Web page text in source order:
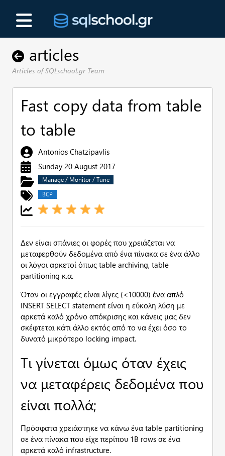
articles
Articles of SQLschool.gr Team
Fast copy data from table
to table
Antonios Chatzipavlis
Sunday 20 August 2017
Manage / Monitor / Tune
BCP
Δεν είναι σπάνιες οι φορές που χρειάζεται να
μεταφερθούν δεδομένα από ένα πίνακα σε ένα άλλο
οι λόγοι αρκετοί όπως table archiving, table
partitioning κ.α.
Όταν οι εγγραφές είναι λίγες (<10000) ένα απλό
INSERT SELECT statement είναι η εύκολη λύση με
αρκετά καλό χρόνο απόκρισης και κάνεις μας δεν
σκέφτεται κάτι άλλο εκτός από το να έχει όσο το
δυνατό μικρότερο locking impact.
Τι γίνεται όμως όταν έχεις
να μεταφέρεις δεδομένα που
είναι πολλά;
Πρόσφατα χρειάστηκε να κάνω ένα table partitioning
σε ένα πίνακα που είχε περίπου 1B rows σε ένα
αρκετά καλό infrastructure.